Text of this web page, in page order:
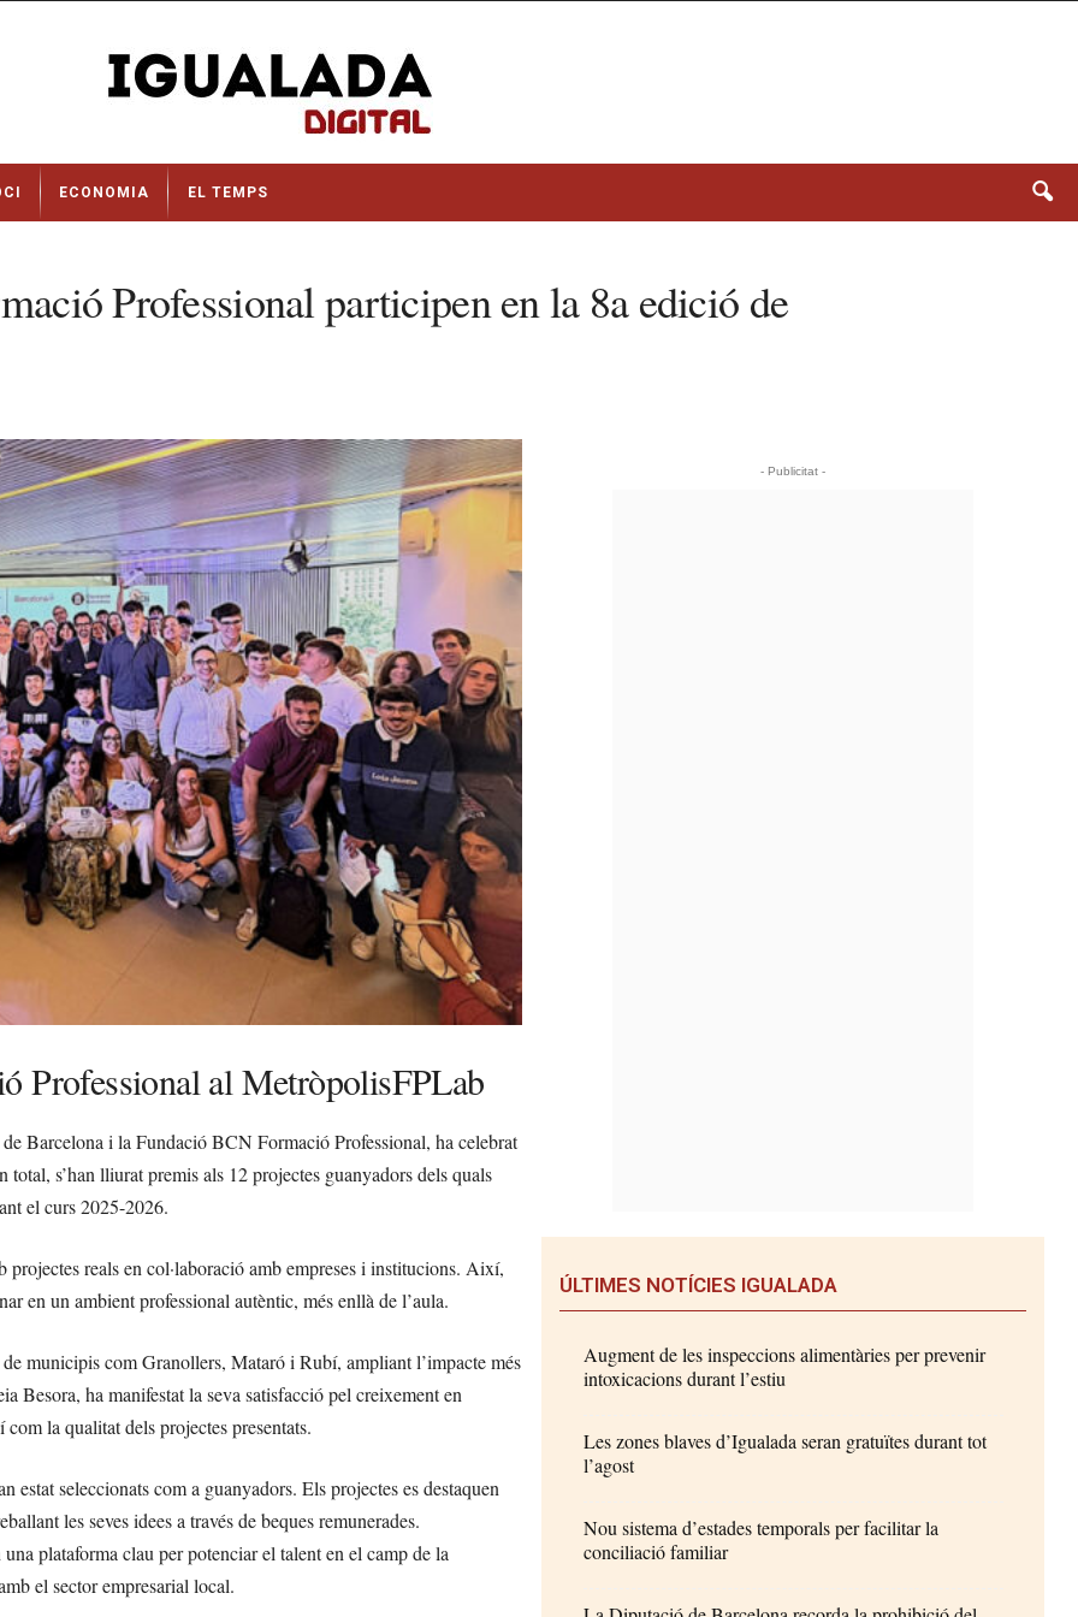
ECONOMIA EL TEMPS
Professional participen en la 8a edició de
Professional al MetròpolisFPLab
Barcelona i la Fundació BCN Formació Professional, ha celebrat
total, s’han lliurat premis als 12 projectes guanyadors dels quals
el curs 2025-2026.
reals en col·laboració amb empreses i institucions. Així,
en un ambient professional autèntic, més enllà de l’aula.
municipis com Granollers, Mataró i Rubí, ampliant l’impacte més
Besora, ha manifestat la seva satisfacció pel creixement en
la qualitat dels projectes presentats.
estat seleccionats com a guanyadors. Els projectes es destaquen
les seves idees a través de beques remunerades.
plataforma clau per potenciar el talent en el camp de la
el sector empresarial local.
- Publicitat -
ÚLTIMES NOTÍCIES IGUALADA
Augment de les inspeccions alimentàries per prevenir
intoxicacions durant l’estiu
Les zones blaves d’Igualada seran gratuïtes durant tot
l’agost
Nou sistema d’estades temporals per facilitar la
conciliació familiar